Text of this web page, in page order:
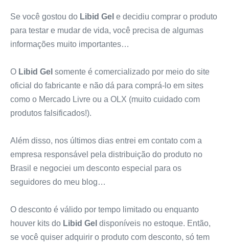
Se você gostou do Libid Gel e decidiu comprar o produto
para testar e mudar de vida, você precisa de algumas
informações muito importantes…
O Libid Gel somente é comercializado por meio do site
oficial do fabricante e não dá para comprá-lo em sites
como o Mercado Livre ou a OLX (muito cuidado com
produtos falsificados!).
Além disso, nos últimos dias entrei em contato com a
empresa responsável pela distribuição do produto no
Brasil e negociei um desconto especial para os
seguidores do meu blog…
O desconto é válido por tempo limitado ou enquanto
houver kits do Libid Gel disponíveis no estoque. Então,
se você quiser adquirir o produto com desconto, só tem